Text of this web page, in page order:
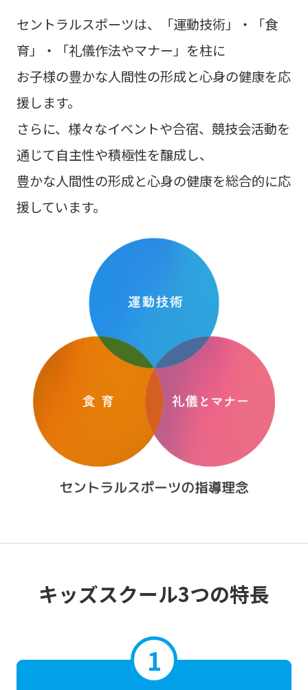
セントラルスポーツは、「運動技術」・「食
育」・「礼儀作法やマナー」を柱に
お子様の豊かな人間性の形成と心身の健康を応
援します。
さらに、様々なイベントや合宿、競技会活動を
通じて自主性や積極性を醸成し、
豊かな人間性の形成と心身の健康を総合的に応
援しています。
キッズスクール3つの特長